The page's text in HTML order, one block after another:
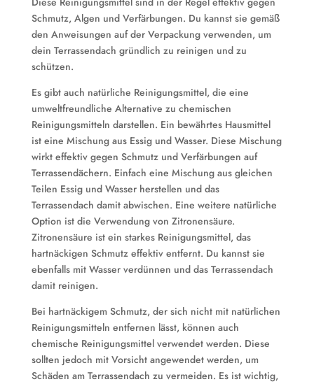
Schmutz, Algen und Verfärbungen. Du kannst sie gemäß
den Anweisungen auf der Verpackung verwenden, um
dein Terrassendach gründlich zu reinigen und zu
schützen.
Es gibt auch natürliche Reinigungsmittel, die eine
umweltfreundliche Alternative zu chemischen
Reinigungsmitteln darstellen. Ein bewährtes Hausmittel
ist eine Mischung aus Essig und Wasser. Diese Mischung
wirkt effektiv gegen Schmutz und Verfärbungen auf
Terrassendächern. Einfach eine Mischung aus gleichen
Teilen Essig und Wasser herstellen und das
Terrassendach damit abwischen. Eine weitere natürliche
Option ist die Verwendung von Zitronensäure.
Zitronensäure ist ein starkes Reinigungsmittel, das
hartnäckigen Schmutz effektiv entfernt. Du kannst sie
ebenfalls mit Wasser verdünnen und das Terrassendach
damit reinigen.
Bei hartnäckigem Schmutz, der sich nicht mit natürlichen
Reinigungsmitteln entfernen lässt, können auch
chemische Reinigungsmittel verwendet werden. Diese
sollten jedoch mit Vorsicht angewendet werden, um
Schäden am Terrassendach zu vermeiden. Es ist wichtig,